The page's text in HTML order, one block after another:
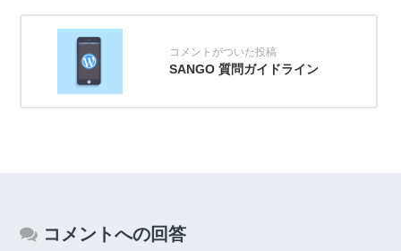
SANGO 質問ガイドライン
コメントへの回答